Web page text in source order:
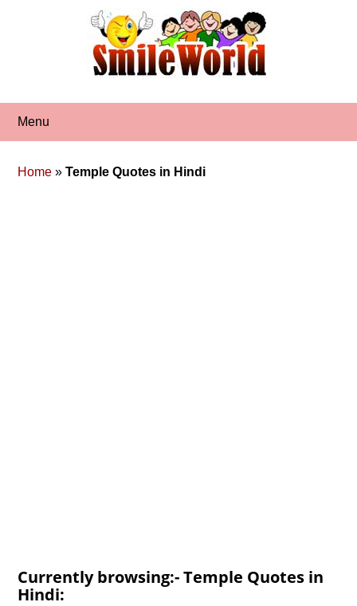
Menu
Home »Temple Quotes in Hindi
Currently browsing:- Temple Quotes in
Hindi: